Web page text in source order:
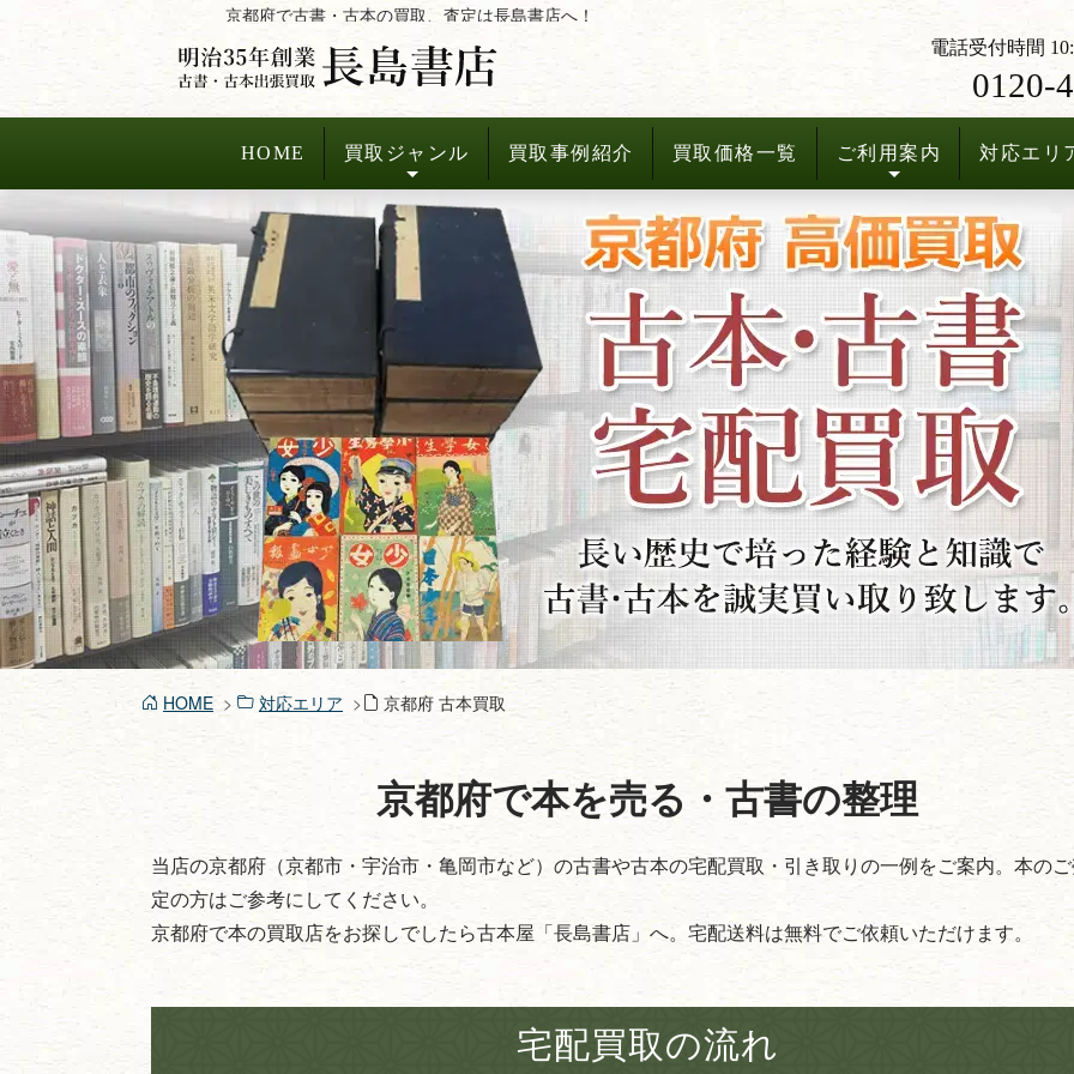
ン
へ
ス
キ
ッ
プ
京都府で古書・古本の買取、査定は長島書店へ！
HOME 買取ジャンル 買取事例紹介 買取価格一覧 ご利用案内 対応エリ
電話受付時間
0120-
HOME 対応エリア 京都府 古本買取
京都府で本を売る・古書の整理
当店の京都府（京都市・宇治市・亀岡市など）の古書や古本の宅配買取・引き取りの一例をご案内。本の
定の方はご参考にしてください。
京都府で本の買取店をお探しでしたら古本屋「長島書店」へ。宅配送料は無料でご依頼いただけます。
宅配買取の流れ